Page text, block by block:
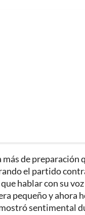
de preparación
el partido
hablar con su
pequeño y ahora
sentimental